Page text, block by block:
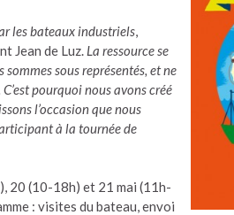
les bateaux industriels
Jean de Luz. La ressource se
sous représentés, et ne
pourquoi nous avons créé
l’occasion que nous
à la tournée de
20 (10-18h) et 21 mai (11h-
: visites du bateau, envoi